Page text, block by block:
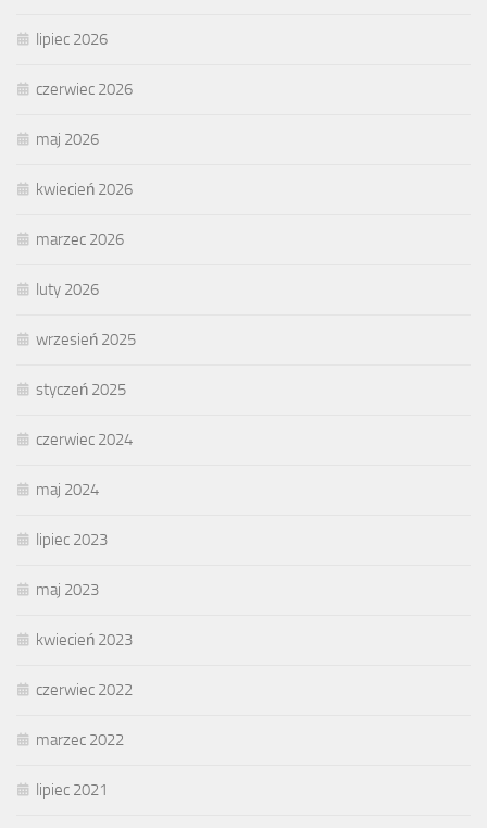
lipiec 2026
czerwiec 2026
maj 2026
kwiecień 2026
marzec 2026
luty 2026
wrzesień 2025
styczeń 2025
czerwiec 2024
maj 2024
lipiec 2023
maj 2023
kwiecień 2023
czerwiec 2022
marzec 2022
lipiec 2021